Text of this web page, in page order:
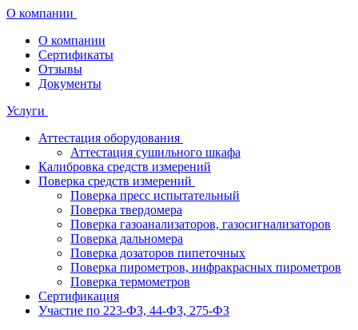
О компании
О компании
Сертификаты
Отзывы
Документы
Услуги
Аттестация оборудования
Аттестация сушильного шкафа
Калибровка средств измерений
Поверка средств измерений
Поверка пресс испытательный
Поверка твердомера
Поверка газоанализаторов, газосигнализаторов
Поверка дальномера
Поверка дозаторов пипеточных
Поверка пирометров, инфракрасных пирометров
Поверка термометров
Сертификация
Участие по 223-ФЗ, 44-ФЗ, 275-ФЗ